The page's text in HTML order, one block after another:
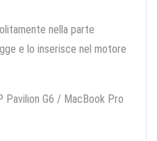
nella parte
e lo inserisce nel motore
Pavilion G6 / MacBook Pro